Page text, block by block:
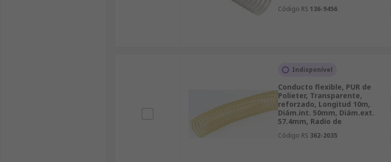
Código RS 136-9456
Indisponível
Conducto flexible, PUR de
Polieter, Transparente,
reforzado, Longitud 10m,
Diám.int. 50mm, Diám.ext.
57.4mm, Radio de
Código RS 362-2035